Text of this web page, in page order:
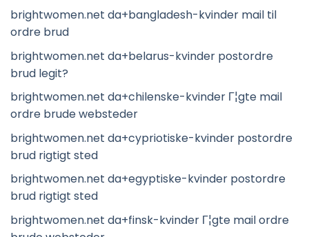
brightwomen.net da+bangladesh-kvinder mail til
ordre brud
brightwomen.net da+belarus-kvinder postordre
brud legit?
brightwomen.net da+chilenske-kvinder Г¦gte mail
ordre brude websteder
brightwomen.net da+cypriotiske-kvinder postordre
brud rigtigt sted
brightwomen.net da+egyptiske-kvinder postordre
brud rigtigt sted
brightwomen.net da+finsk-kvinder Г¦gte mail ordre